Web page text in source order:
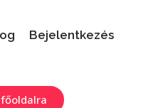
Bejelentkezés